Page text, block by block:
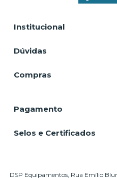
Institucional
Dúvidas
Compras
Pagamento
Selos e Certificados
DSP Equipamentos, Rua Emílio